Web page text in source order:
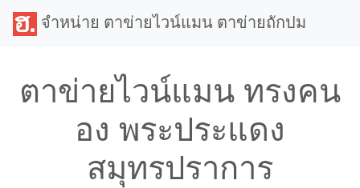
จำหน่าย ตาข่ายไวน์แมน ตาข่ายถักปม
ตาข่ายไวน์แมน ทรงคน
อง พระประแดง
สมุทรปราการ